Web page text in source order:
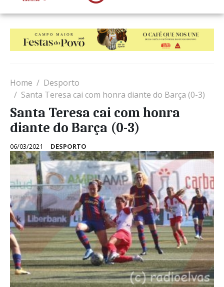
Home
Desporto
Santa Teresa cai com honra diante do Barça (0-3)
Santa Teresa cai com honra
diante do Barça (0-3)
06/03/2021 DESPORTO